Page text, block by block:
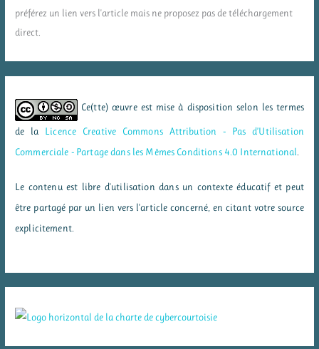
préférez un lien vers l'article mais ne proposez pas de téléchargement
direct.
Ce(tte) œuvre est mise à disposition selon les termes
de la Licence Creative Commons Attribution - Pas d’Utilisation
Commerciale - Partage dans les Mêmes Conditions 4.0 International
Le contenu est libre d'utilisation dans un contexte éducatif et peut
être partagé par un lien vers l'article concerné, en citant votre source
explicitement.